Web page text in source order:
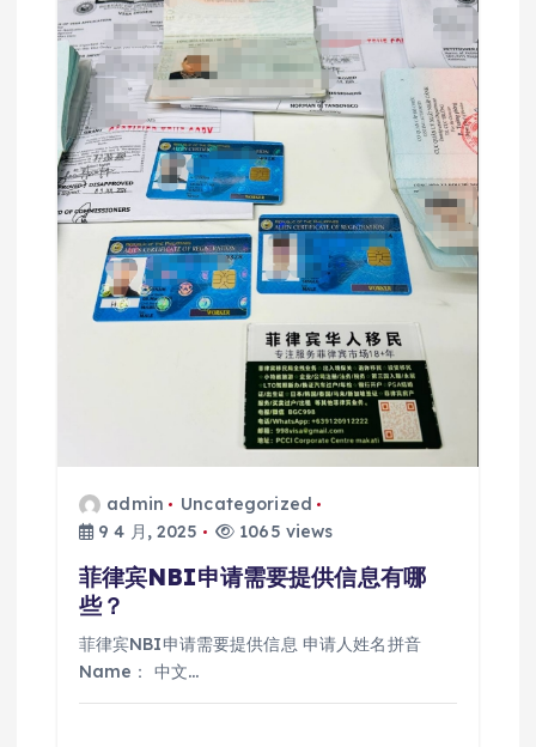
admin
Uncategorized
9 4 月, 2025
1065 views
菲律宾NBI申请需要提供信息有哪
些？
菲律宾NBI申请需要提供信息 申请人姓名拼音
Name： 中文…